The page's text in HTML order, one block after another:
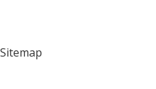
Sitemap